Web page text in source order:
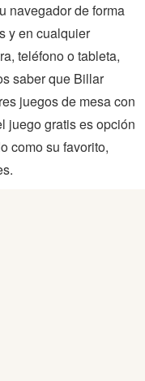
navegador de forma
y en cualquier
teléfono o tableta,
saber que Billar
juegos de mesa con
juego gratis es opción
como su favorito,